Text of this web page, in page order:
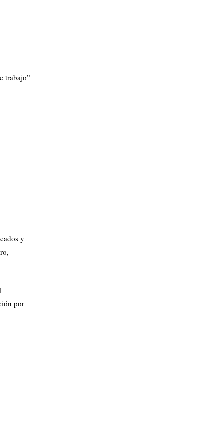
trabajo”
y
por